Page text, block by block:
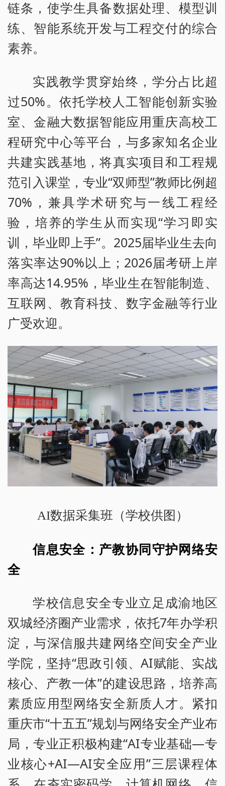
链条，使学生具备数据处理、模型训
练、智能系统开发与工程交付的综合
素养。
实践教学贯穿始终，学分占比超
过50%。依托学校人工智能创新实验
室、金融大数据智能应用重庆高校工
程研究中心等平台，与多家知名企业
共建实践基地，将真实项目和工程规
范引入课堂，专业“双师型”教师比例超
70%，兼具学术研究与一线工程经
验，培养的学生从而实现“学习即实
训，毕业即上手”。2025届毕业生去向
落实率达90%以上；2026届考研上岸
率高达14.95%，毕业生在智能制造、
互联网、教育科技、数字金融等行业
广受欢迎。
AI数据采集班（学校供图）
信息安全：产教协同守护网络安
全
学校信息安全专业立足成渝地区
双城经济圈产业需求，依托7年办学积
淀，与深信服共建网络空间安全产业
学院，坚持“思政引领、AI赋能、实战
核心、产教一体”的建设思路，培养高
素质应用型网络安全新质人才。紧扣
重庆市“十五五”规划与网络安全产业布
局，专业正积极构建“AI专业基础—专
业核心+AI—AI安全应用”三层课程体